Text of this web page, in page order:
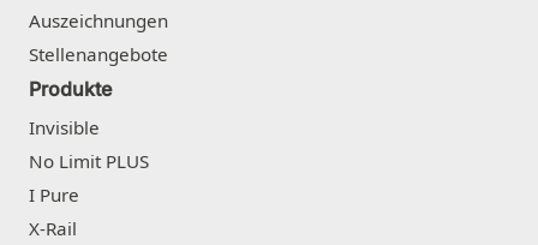
Auszeichnungen
Stellenangebote
Produkte
Invisible
No Limit PLUS
I Pure
X-Rail